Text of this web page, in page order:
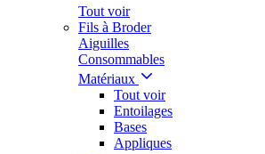
Tout voir
Fils à Broder
Aiguilles
Consommables
Matériaux
Tout voir
Entoilages
Bases
Appliques